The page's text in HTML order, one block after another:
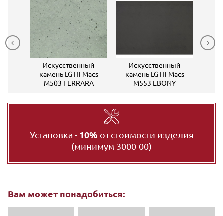
Искусственный
камень LG Hi Macs
M503 FERRARA
Искусственный
камень LG Hi Macs
M553 EBONY
Установка - 10% от стоимости изделия
(минимум 3000-00)
Вам может понадобиться: